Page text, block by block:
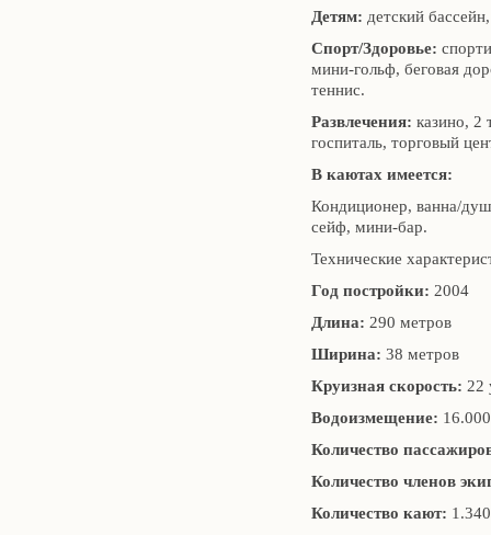
Детям: детский
Спорт/Здоровье:
мини-гольф, беговая
теннис.
Развлечения: казино, 2
госпиталь, торговый
В каютах имеется:
Кондиционер, ванна/
сейф, мини-бар.
Технические
Год постройки: 2004
Длина: 290 метров
Ширина: 38 метров
Круизная скорость: 22
Водоизмещение:
Количество
Количество членов
Количество кают: 1.340